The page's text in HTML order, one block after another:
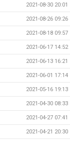
2021-08-30 20:01
2021-08-26 09:26
2021-08-18 09:57
2021-06-17 14:52
2021-06-13 16:21
2021-06-01 17:14
2021-05-16 19:13
2021-04-30 08:33
2021-04-27 07:41
2021-04-21 20:30